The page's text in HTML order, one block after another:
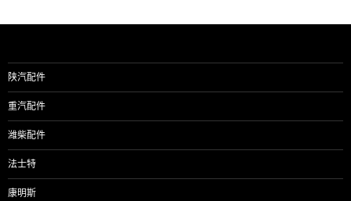
陕汽配件
重汽配件
潍柴配件
法士特
康明斯